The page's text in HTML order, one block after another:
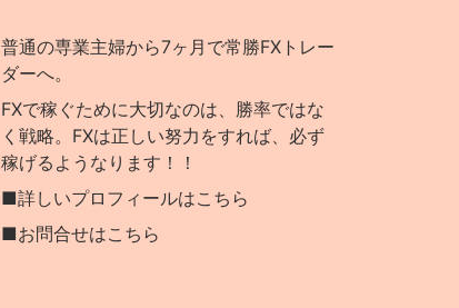
普通の専業主婦から7ヶ月で常勝FXトレー
ダーへ。
FXで稼ぐために大切なのは、勝率ではな
く戦略。FXは正しい努力をすれば、必ず
稼げるようなります！！
■詳しいプロフィールはこちら
■お問合せはこちら